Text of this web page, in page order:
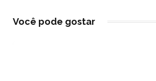
Você pode gostar